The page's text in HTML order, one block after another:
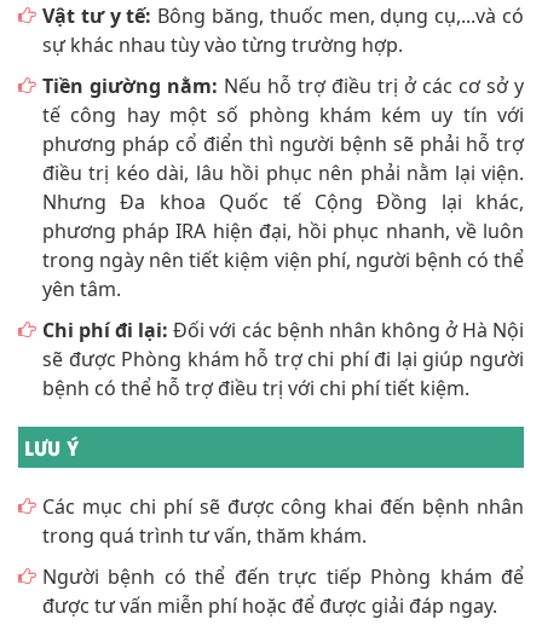
Vật tư y tế: Bông băng, thuốc men, dụng cụ,...và có
sự khác nhau tùy vào từng trường hợp.
Tiền giường nằm: Nếu hỗ trợ điều trị ở các cơ sở y
tế công hay một số phòng khám kém uy tín với
phương pháp cổ điển thì người bệnh sẽ phải hỗ trợ
điều trị kéo dài, lâu hồi phục nên phải nằm lại viện.
Nhưng Đa khoa Quốc tế Cộng Đồng lại khác,
phương pháp IRA hiện đại, hồi phục nhanh, về luôn
trong ngày nên tiết kiệm viện phí, người bệnh có thể
yên tâm.
Chi phí đi lại: Đối với các bệnh nhân không ở Hà Nội
sẽ được Phòng khám hỗ trợ chi phí đi lại giúp người
bệnh có thể hỗ trợ điều trị với chi phí tiết kiệm.
LƯU Ý
Các mục chi phí sẽ được công khai đến bệnh nhân
trong quá trình tư vấn, thăm khám.
Người bệnh có thể đến trực tiếp Phòng khám để
được tư vấn miễn phí hoặc để được giải đáp ngay.